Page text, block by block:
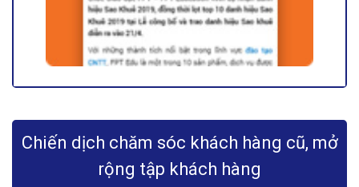
Chiến dịch chăm sóc khách hàng cũ, mở
rộng tập khách hàng